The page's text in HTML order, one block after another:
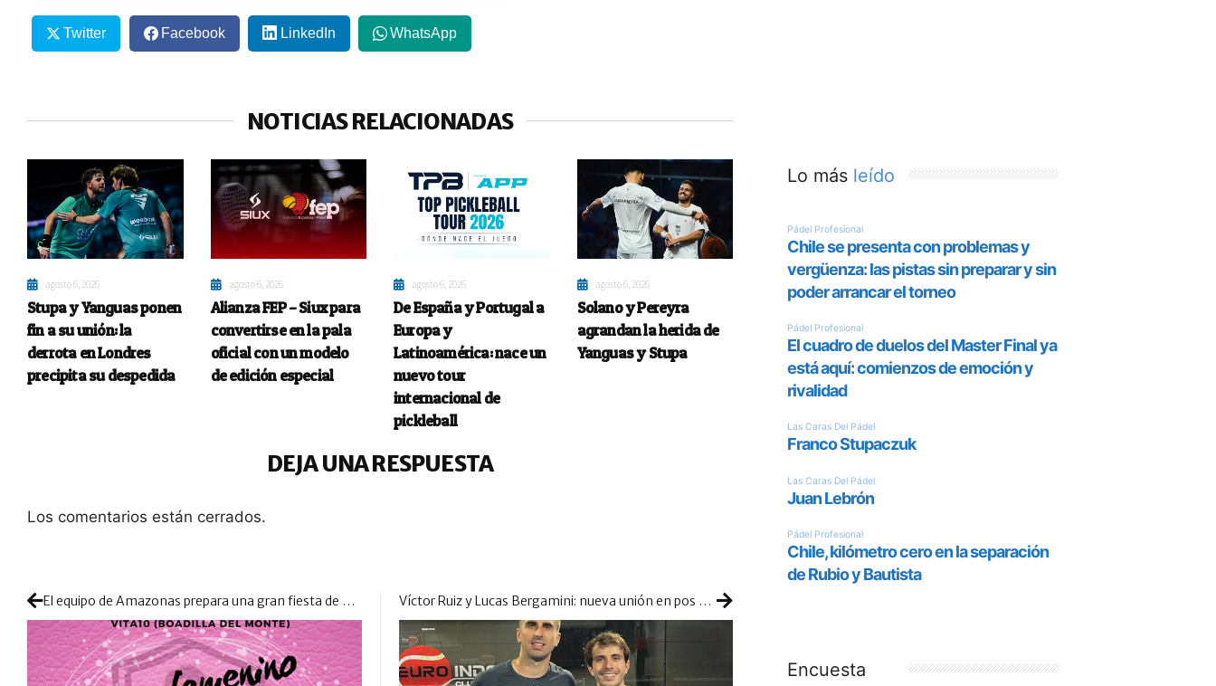
Twitter Facebook LinkedIn WhatsApp
NOTICIAS RELACIONADAS
agosto 6, 2026
Stupa y Yanguas ponen
fin a su unión: la
derrota en Londres
precipita su despedida
agosto 6, 2026
Alianza FEP – Siux para
convertirse en la pala
oficial con un modelo
de edición especial
agosto 6, 2026
De España y Portugal a
Europa y
Latinoamérica: nace un
nuevo tour
internacional de
pickleball
agosto 6, 2026
Solano y Pereyra
agrandan la herida de
Yanguas y Stupa
DEJA UNA RESPUESTA
Los comentarios están cerrados.
El equipo de Amazonas prepara una gran fiesta de partidos 100% femeninos Víctor Ruiz y Lucas Bergamini: nueva unión en pos de resultados sólidos
Lo más leído
Encuesta